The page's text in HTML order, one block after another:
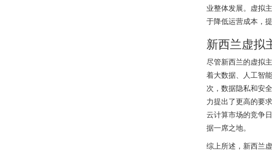
业整体发展。虚拟
于降低运营成本，
新西兰虚拟
尽管新西兰的虚拟
着大数据、人工智
次，数据隐私和安
力提出了更高的要
云计算市场的竞争
据一席之地。
综上所述，新西兰